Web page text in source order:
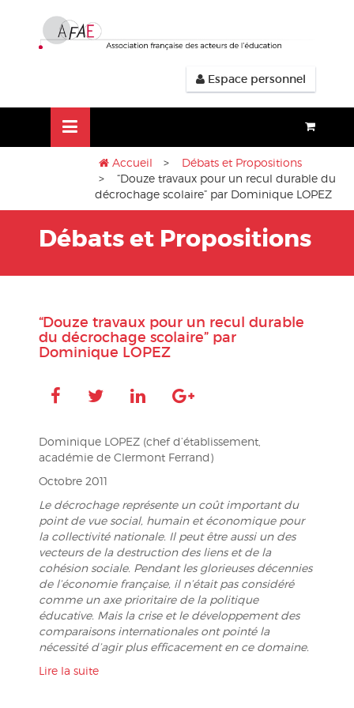
contenu
Espace personnel
Accueil > Débats et Propositions
> “Douze travaux pour un recul durable du
décrochage scolaire” par Dominique LOPEZ
Débats et Propositions
“Douze travaux pour un recul durable
du décrochage scolaire” par
Dominique LOPEZ
Dominique LOPEZ (chef d’établissement,
académie de Clermont Ferrand)
Octobre 2011
Le décrochage représente un coût important du
point de vue social, humain et économique pour
la collectivité nationale. Il peut être aussi un des
vecteurs de la destruction des liens et de la
cohésion sociale. Pendant les glorieuses décennies
de l’économie française, il n’était pas considéré
comme un axe prioritaire de la politique
éducative. Mais la crise et le développement des
comparaisons internationales ont pointé la
nécessité d’agir plus efficacement en ce domaine.
Lire la suite